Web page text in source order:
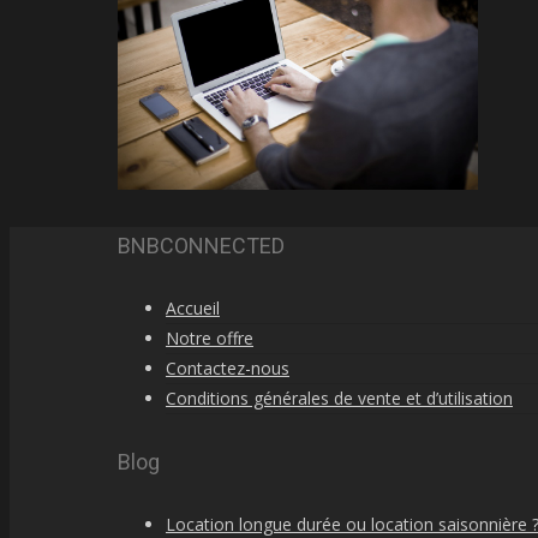
BNBCONNECTED
Accueil
Notre offre
Contactez-nous
Conditions générales de vente et d’utilisation
Blog
Location longue durée ou location saisonnière ?